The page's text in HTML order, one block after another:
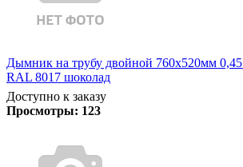
Дымник на трубу двойной 760х520мм
RAL 8017 шоколад
Доступно к заказу
Просмотры: 123